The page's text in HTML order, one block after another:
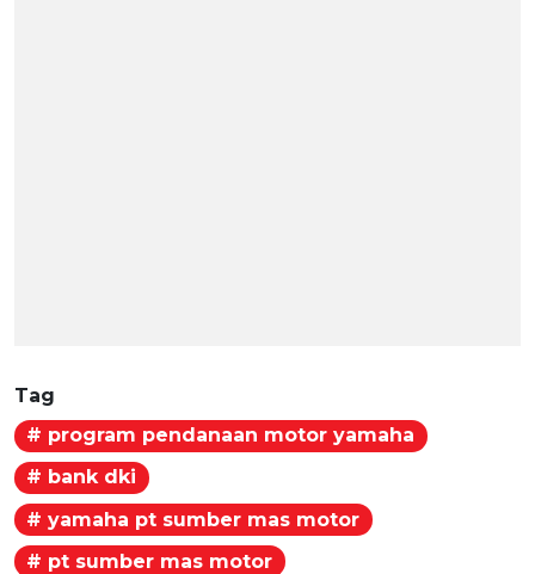
Tag
# program pendanaan motor yamaha
# bank dki
# yamaha pt sumber mas motor
# pt sumber mas motor